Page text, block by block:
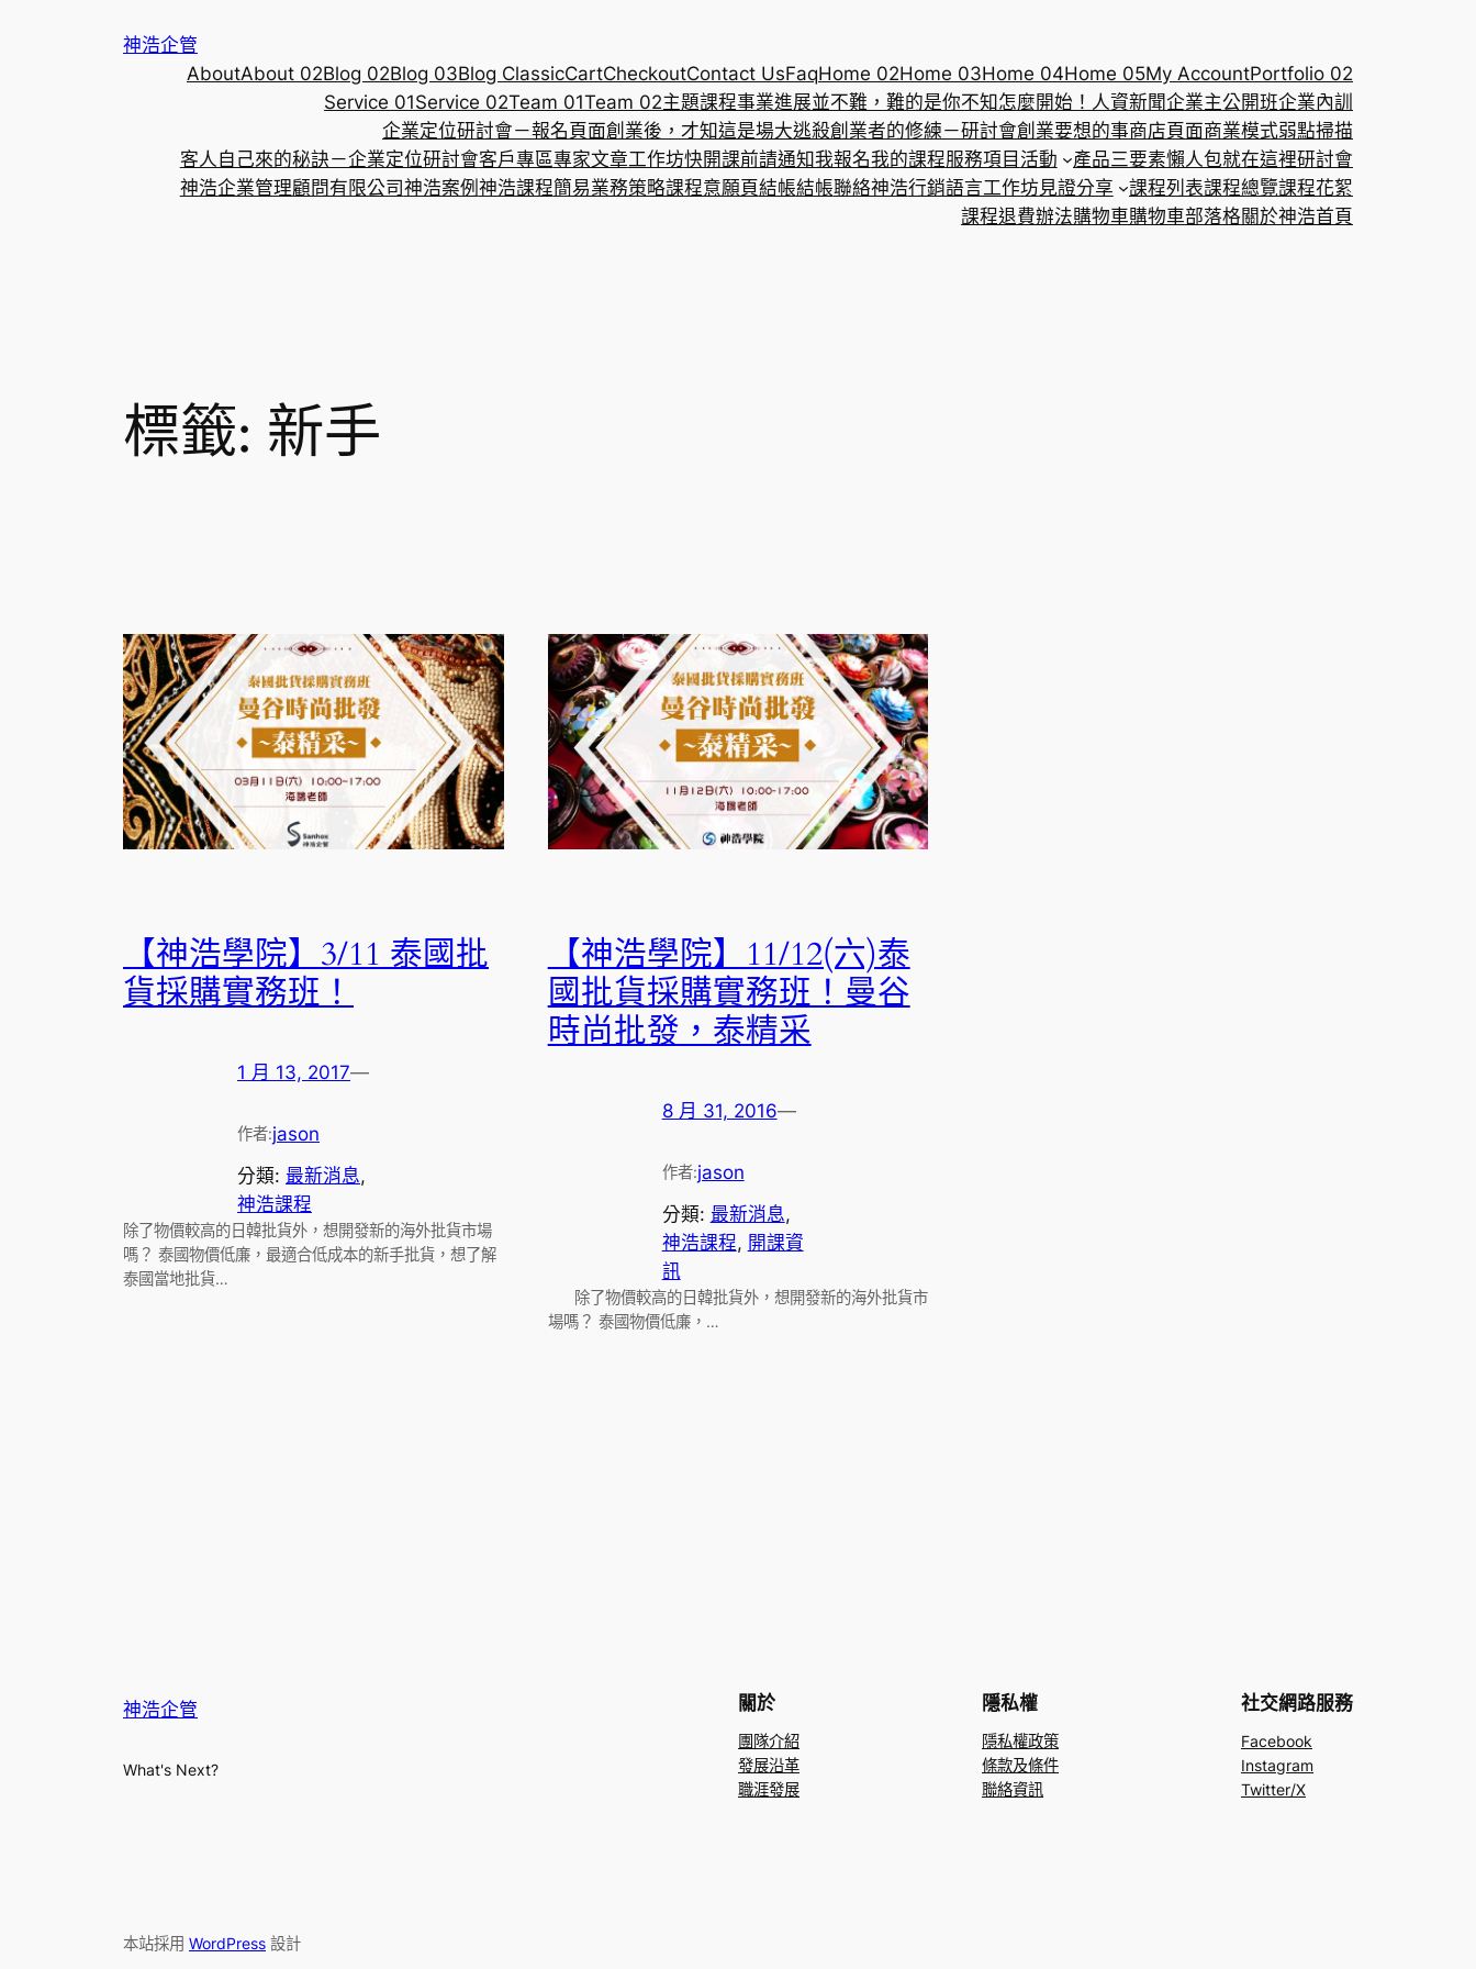
神浩企管
AboutAbout 02Blog 02Blog 03Blog ClassicCartCheckoutContact UsFaqHome 02Home 03Home 04Home 05My AccountPortfolio 02
Service 01Service 02Team 01Team 02主題課程事業進展並不難，難的是你不知怎麼開始！ 人資新聞企業主公開班企業內訓
企業定位研討會－報名頁面創業後，才知這是場大逃殺創業者的修練－研討會創業要想的事商店頁面商業模式弱點掃描
客人自己來的秘訣－企業定位研討會客戶專區專家文章工作坊快開課前請通知我報名我的課程服務項目 活動 產品三要素懶人包就在這裡研討會
神浩企業管理顧問有限公司神浩案例 神浩課程簡易業務策略課程意願頁結帳結帳聯絡神浩行銷語言工作坊見證分享 課程列表課程總覽課程花絮
課程退費辦法購物車購物車部落格關於神浩首頁
標籤: 新手
【神浩學院】3/11 泰國批
貨採購實務班！
1 月 13, 2017—
作者:jason
分類: 最新消息
神浩課程
除了物價較高的日韓批貨外，想開發新的海外批貨市場
嗎？ 泰國物價低廉，最適合低成本的新手批貨，想了解
泰國當地批貨…
【神浩學院】11/12(六)泰
國批貨採購實務班！曼谷
時尚批發，泰精采
8 月 31, 2016—
作者:jason
分類: 最新消息
神浩課程, 開課資
訊
除了物價較高的日韓批貨外，想開發新的海外批貨市
場嗎？ 泰國物價低廉，…
神浩企管
What's Next?
關於
團隊介紹
發展沿革
職涯發展
隱私權
隱私權政策
條款及條件
聯絡資訊
社交網路服務
Facebook
Instagram
Twitter/X
本站採用 WordPress 設計